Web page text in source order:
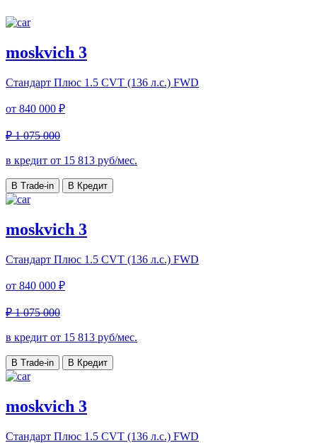
moskvich 3
Стандарт Плюс 1.5 CVT (136 л.с.) FWD
от 840 000 ₽
₽ 1 075 000
в кредит от 15 813 руб/мес.
В Trade-in В Кредит
moskvich 3
Стандарт Плюс 1.5 CVT (136 л.с.) FWD
от 840 000 ₽
₽ 1 075 000
в кредит от 15 813 руб/мес.
В Trade-in В Кредит
moskvich 3
Стандарт Плюс 1.5 CVT (136 л.с.) FWD